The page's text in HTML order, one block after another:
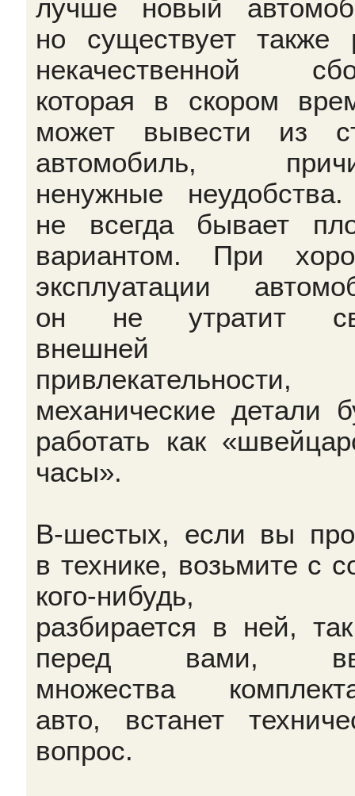
лучше новый
но существует также
некачественной
которая в скором
может вывести из
автомобиль,
ненужные
не всегда бывает
вариантом. При
эксплуатации
он не утратит
внешней
механические детали
работать как
часы».
В-шестых, если вы
в технике, возьмите с
кого-нибудь,
разбирается в ней,
перед вами,
множества
авто, встанет
вопрос.